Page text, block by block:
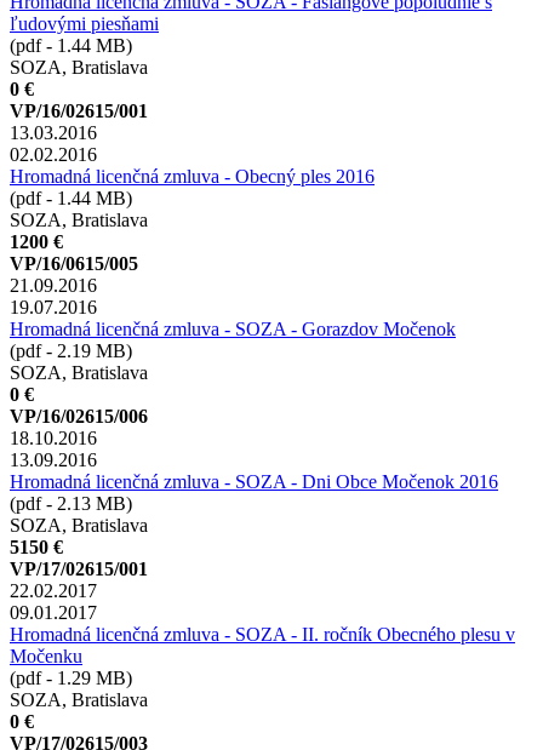
ľudovými piesňami
(pdf - 1.44 MB)
SOZA, Bratislava
0 €
VP/16/02615/001
13.03.2016
02.02.2016
Hromadná licenčná zmluva - Obecný ples 2016
(pdf - 1.44 MB)
SOZA, Bratislava
1200 €
VP/16/0615/005
21.09.2016
19.07.2016
Hromadná licenčná zmluva - SOZA - Gorazdov Močenok
(pdf - 2.19 MB)
SOZA, Bratislava
0 €
VP/16/02615/006
18.10.2016
13.09.2016
Hromadná licenčná zmluva - SOZA - Dni Obce Močenok 2016
(pdf - 2.13 MB)
SOZA, Bratislava
5150 €
VP/17/02615/001
22.02.2017
09.01.2017
Hromadná licenčná zmluva - SOZA - II. ročník Obecného plesu v
Močenku
(pdf - 1.29 MB)
SOZA, Bratislava
0 €
VP/17/02615/003